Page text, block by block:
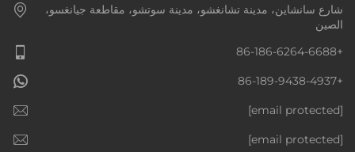
شارع سانشاين، مدينة تشانغشو، مدينة سوتشو، مقاطعة جيانغسو،
الصين
+86-186-6264-6688
+86-189-9438-4937
[email protected]
[email protected]